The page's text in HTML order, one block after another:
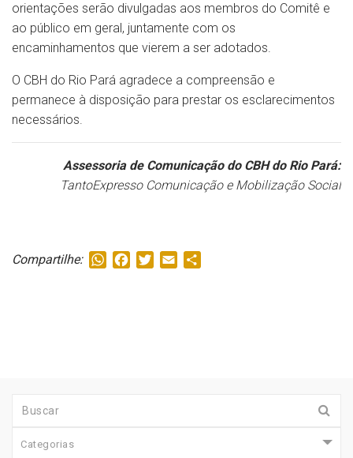
orientações serão divulgadas aos membros do Comitê e
ao público em geral, juntamente com os
encaminhamentos que vierem a ser adotados.
O CBH do Rio Pará agradece a compreensão e
permanece à disposição para prestar os esclarecimentos
necessários.
Assessoria de Comunicação do CBH do Rio Pará:
TantoExpresso Comunicação e Mobilização Social
Compartilhe: WhatsApp
FacebookTwitterEmail
Categorias